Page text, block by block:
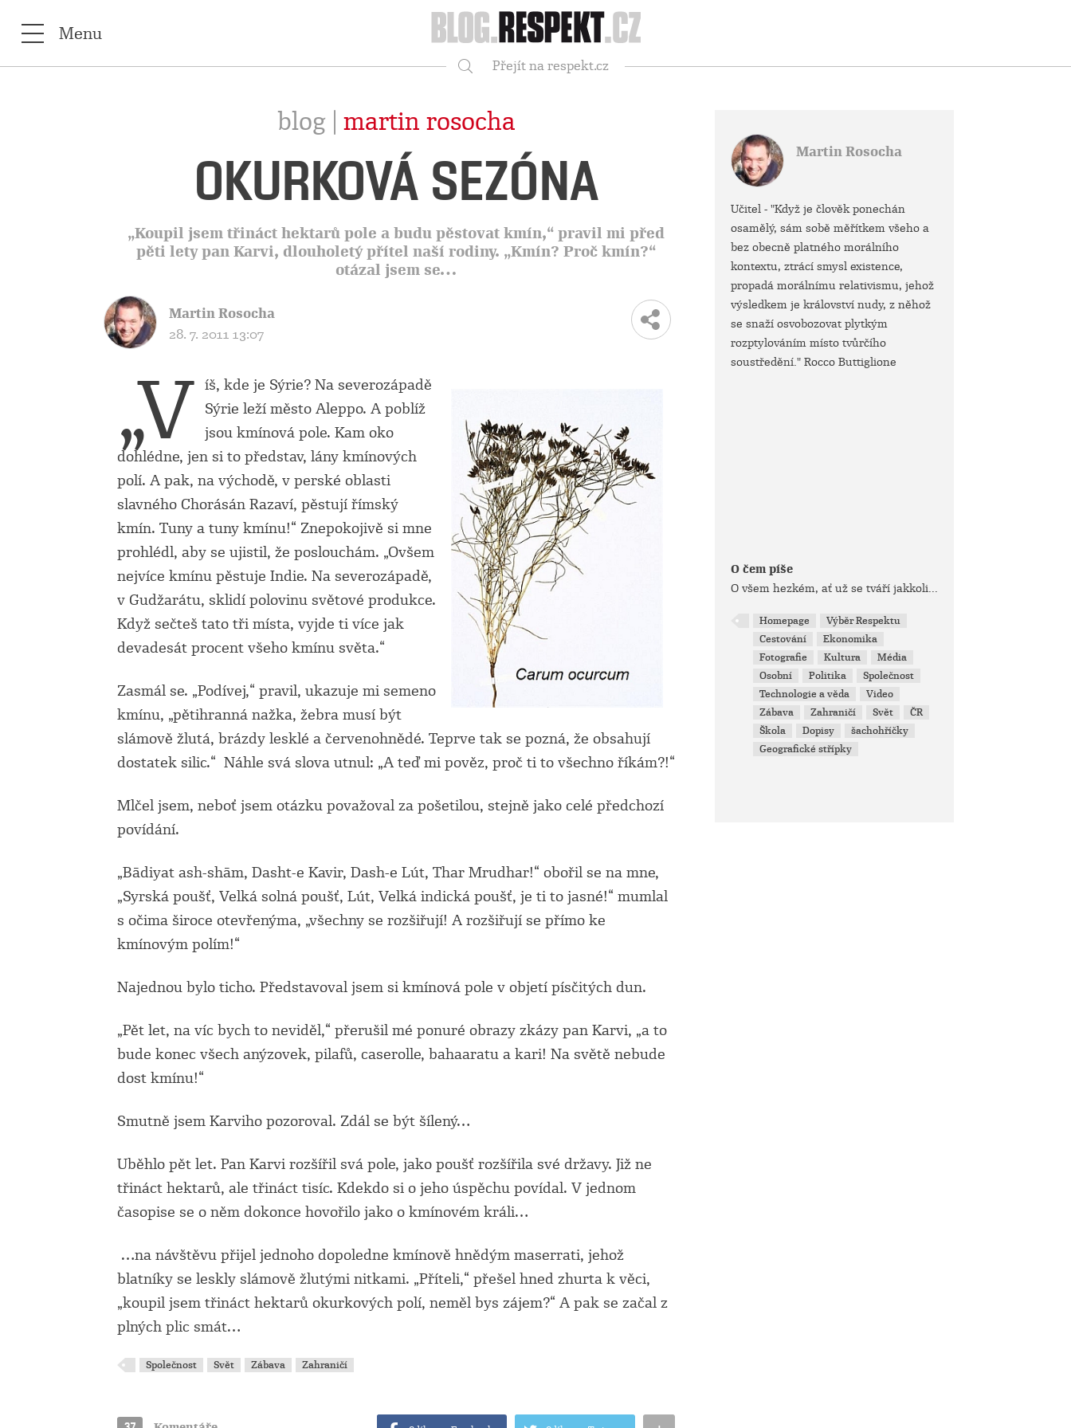
Respekt
Menu
Přejít na respekt.cz
blog | martin rosocha
OKURKOVÁ SEZÓNA
„Koupil jsem třináct hektarů pole a budu pěstovat kmín,“ pravil mi před
pěti lety pan Karvi, dlouholetý přítel naší rodiny. „Kmín? Proč kmín?“
otázal jsem se…
Martin Rosocha
28. 7. 2011 13:07
„V íš, kde je Sýrie? Na severozápadě
Sýrie leží město Aleppo. A poblíž
jsou kmínová pole. Kam oko
dohlédne, jen si to představ, lány kmínových
polí. A pak, na východě, v perské oblasti
slavného Chorásán Razaví, pěstují římský
kmín. Tuny a tuny kmínu!“ Znepokojivě si mne
prohlédl, aby se ujistil, že poslouchám. „Ovšem
nejvíce kmínu pěstuje Indie. Na severozápadě,
v Gudžarátu, sklidí polovinu světové produkce.
Když sečteš tato tři místa, vyjde ti více jak
devadesát procent všeho kmínu světa.“
Zasmál se. „Podívej,“ pravil, ukazuje mi semeno
kmínu, „pětihranná nažka, žebra musí být
slámově žlutá, brázdy lesklé a červenohnědé. Teprve tak se pozná, že obsahují
dostatek silic.“ Náhle svá slova utnul: „A teď mi pověz, proč ti to všechno říkám?!“
Mlčel jsem, neboť jsem otázku považoval za pošetilou, stejně jako celé předchozí
povídání.
„Bādiyat ash-shām, Dasht-e Kavir, Dash-e Lút, Thar Mrudhar!“ obořil se na mne,
„Syrská poušť, Velká solná poušť, Lút, Velká indická poušť, je ti to jasné!“ mumlal
s očima široce otevřenýma, „všechny se rozšiřují! A rozšiřují se přímo ke
kmínovým polím!“
Najednou bylo ticho. Představoval jsem si kmínová pole v objetí písčitých dun.
„Pět let, na víc bych to neviděl,“ přerušil mé ponuré obrazy zkázy pan Karvi, „a to
bude konec všech anýzovek, pilafů, caserolle, bahaaratu a kari! Na světě nebude
dost kmínu!“
Smutně jsem Karviho pozoroval. Zdál se být šílený…
Uběhlo pět let. Pan Karvi rozšířil svá pole, jako poušť rozšířila své državy. Již ne
třináct hektarů, ale třináct tisíc. Kdekdo si o jeho úspěchu povídal. V jednom
časopise se o něm dokonce hovořilo jako o kmínovém králi…
…na návštěvu přijel jednoho dopoledne kmínově hnědým maserrati, jehož
blatníky se leskly slámově žlutými nitkami. „Příteli,“ přešel hned zhurta k věci,
„koupil jsem třináct hektarů okurkových polí, neměl bys zájem?“ A pak se začal z
plných plic smát…
Společnost Svět Zábava Zahraničí
Martin Rosocha
Učitel - "Když je člověk ponechán
osamělý, sám sobě měřítkem všeho a
bez obecně platného morálního
kontextu, ztrácí smysl existence,
propadá morálnímu relativismu, jehož
výsledkem je království nudy, z něhož
se snaží osvobozovat plytkým
rozptylováním místo tvůrčího
soustředění." Rocco Buttiglione
O čem píše
O všem hezkém, ať už se tváří jakkoli...
Homepage
Výběr Respektu
Cestování
Ekonomika
Fotografie
Kultura
Média
Osobní
Politika
Společnost
Technologie a věda
Video
Zábava
Zahraničí Svět
ČR
Škola
Dopisy
šachohříčky
Geografické střípky